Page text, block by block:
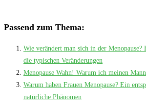
Passend zum Thema:
Wie verändert man sich in der
die typischen Veränderungen
Menopause Wahn! Warum ich meinen Mann
Warum haben Frauen Menopause? Ein
natürliche Phänomen